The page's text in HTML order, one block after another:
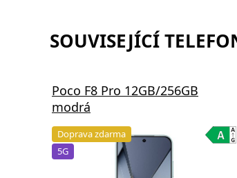
SOUVISEJÍCÍ
Poco F8 Pro 12GB/256GB
modrá
Doprava zdarma
5G